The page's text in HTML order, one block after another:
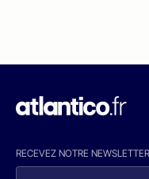
RECEVEZ NOTRE NEWSLETTER